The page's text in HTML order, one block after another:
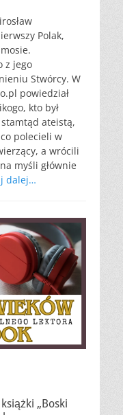
Polak,
z jego
Stwórcy. W
powiedział
kto był
ateistą,
polecieli w
a wrócili
myśli głównie
dalej…
„Boski